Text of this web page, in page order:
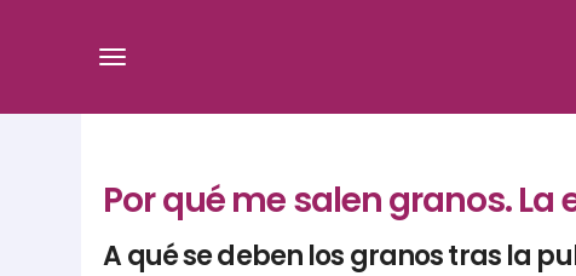
Por qué me salen granos.
A qué se deben los granos tras la